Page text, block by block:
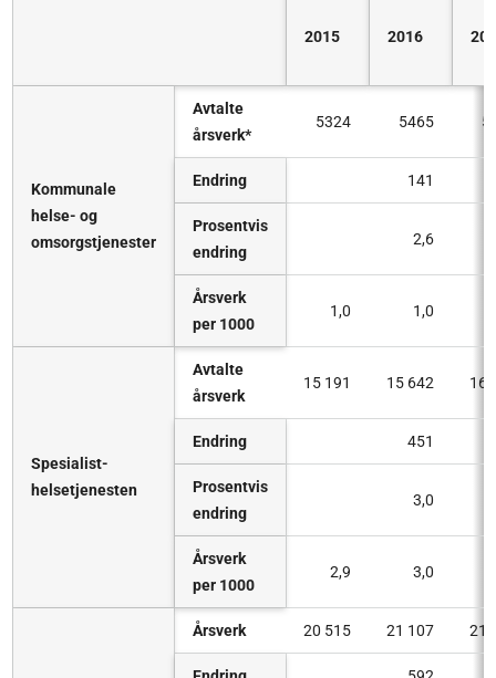
2015 2016
Kommunale
helse- og
omsorgstjenester
Avtalte
årsverk*
5324 5465
Endring 141
Prosentvis
endring
2,6
Årsverk
per 1000
1,0 1,0
Spesialist-
helsetjenesten
Avtalte
årsverk
15 191 15 642 16
Endring 451
Prosentvis
endring
3,0
Årsverk
per 1000
2,9 3,0
Årsverk 20 515 21 107 21